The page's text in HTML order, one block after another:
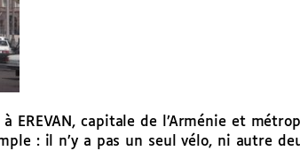
EREVAN, capitale de l’Arménie et
: il n’y a pas un seul vélo, ni autre